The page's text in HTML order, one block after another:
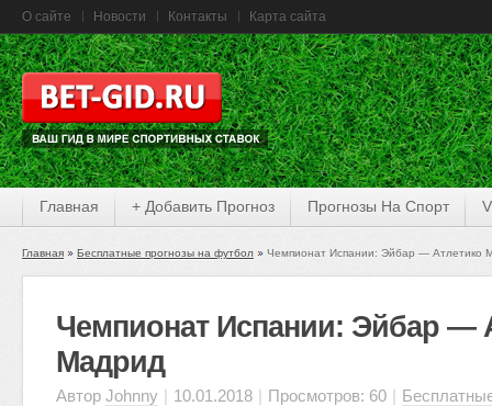
О сайте Новости Контакты Карта сайта
Главная + Добавить Прогноз Прогнозы На Спорт
Главная Бесплатные прогнозы на футбол Чемпионат Испании: Эйбар — Атлетико
Чемпионат Испании: Эйбар —
Мадрид
Автор Johnny | 10.01.2018 | Просмотров: 60 |